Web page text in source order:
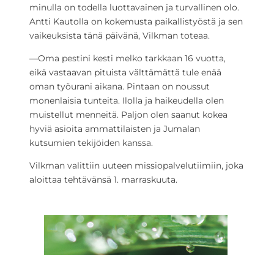
minulla on todella luottavainen ja turvallinen olo.
Antti Kautolla on kokemusta paikallistyöstä ja sen
vaikeuksista tänä päivänä, Vilkman toteaa.
—Oma pestini kesti melko tarkkaan 16 vuotta,
eikä vastaavan pituista välttämättä tule enää
oman työurani aikana. Pintaan on noussut
monenlaisia tunteita. Ilolla ja haikeudella olen
muistellut menneitä. Paljon olen saanut kokea
hyviä asioita ammattilaisten ja Jumalan
kutsumien tekijöiden kanssa.
Vilkman valittiin uuteen missiopalvelutiimiin, joka
aloittaa tehtävänsä 1. marraskuuta.